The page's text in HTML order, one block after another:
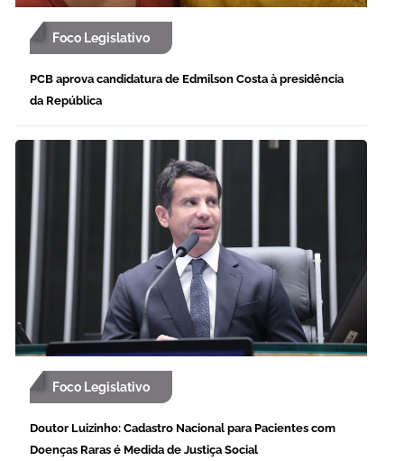
Foco Legislativo
PCB aprova candidatura de Edmilson Costa à presidência
da República
Foco Legislativo
Doutor Luizinho: Cadastro Nacional para Pacientes com
Doenças Raras é Medida de Justiça Social